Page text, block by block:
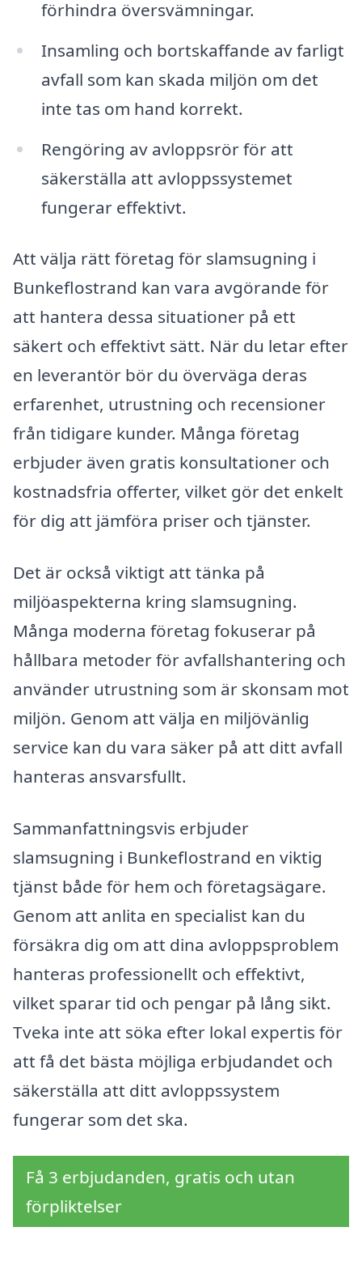
förhindra översvämningar.
Insamling och bortskaffande av farligt
avfall som kan skada miljön om det
inte tas om hand korrekt.
Rengöring av avloppsrör för att
säkerställa att avloppssystemet
fungerar effektivt.
Att välja rätt företag för slamsugning i
Bunkeflostrand kan vara avgörande för
att hantera dessa situationer på ett
säkert och effektivt sätt. När du letar efter
en leverantör bör du överväga deras
erfarenhet, utrustning och recensioner
från tidigare kunder. Många företag
erbjuder även gratis konsultationer och
kostnadsfria offerter, vilket gör det enkelt
för dig att jämföra priser och tjänster.
Det är också viktigt att tänka på
miljöaspekterna kring slamsugning.
Många moderna företag fokuserar på
hållbara metoder för avfallshantering och
använder utrustning som är skonsam mot
miljön. Genom att välja en miljövänlig
service kan du vara säker på att ditt avfall
hanteras ansvarsfullt.
Sammanfattningsvis erbjuder
slamsugning i Bunkeflostrand en viktig
tjänst både för hem och företagsägare.
Genom att anlita en specialist kan du
försäkra dig om att dina avloppsproblem
hanteras professionellt och effektivt,
vilket sparar tid och pengar på lång sikt.
Tveka inte att söka efter lokal expertis för
att få det bästa möjliga erbjudandet och
säkerställa att ditt avloppssystem
fungerar som det ska.
Få 3 erbjudanden, gratis och utan
förpliktelser